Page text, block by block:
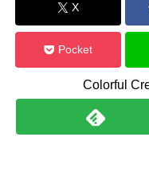
X
Pocket
Colorful